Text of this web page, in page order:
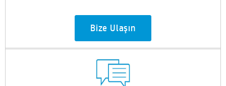
Bize Ulaşın